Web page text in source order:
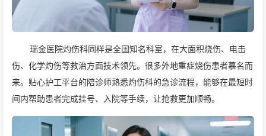
瑞金医院灼伤科同样是全国知名科室，在大面积烧伤、电击
伤、化学灼伤等救治方面技术领先。很多外地重症烧伤患者慕名而
来。贴心护工平台的陪诊师熟悉灼伤科的急诊流程，能够在最短时
间内帮助患者完成挂号、入院等手续，让抢救更加顺畅。